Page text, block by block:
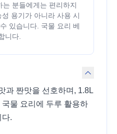
분들에게는 편리하지
용기가 아니라 사용 시
있습니다. 국물 요리 베
니다.
과 짠맛을 선호하며, 1.8L
물 요리에 두루 활용하
다.